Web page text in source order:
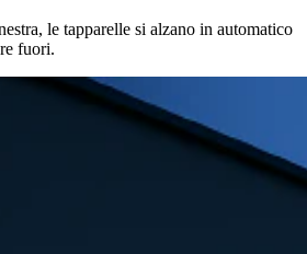
le tapparelle si alzano in automatico
fuori.